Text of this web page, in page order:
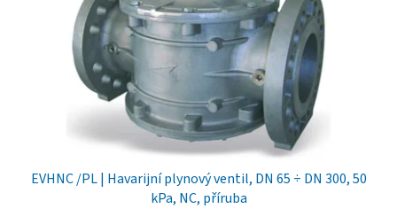
EVHNC /PL | Havarijní plynový ventil, DN 65 ÷ DN 300, 50
kPa, NC, příruba